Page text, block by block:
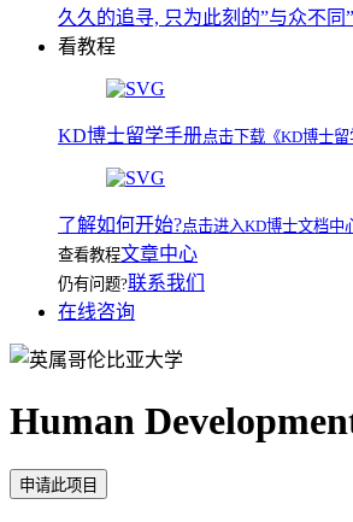
久久的追寻, 只为此刻的”与众不同
看教程
KD博士留学手册点击下载《KD博士留
了解如何开始?点击进入KD博士文档中
查看教程文章中心
仍有问题?联系我们
在线咨询
Human
申请此项目